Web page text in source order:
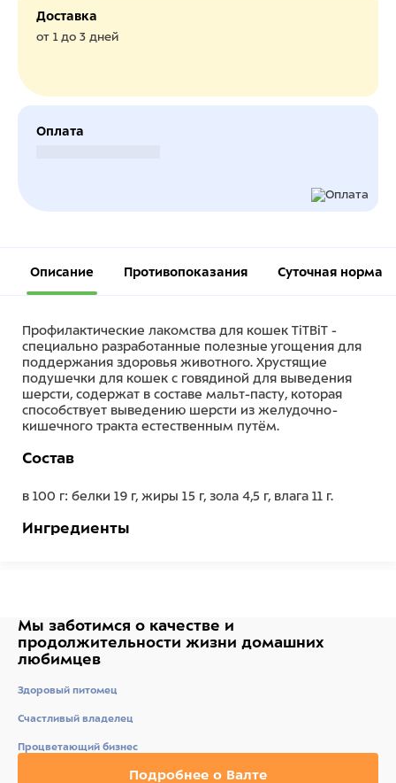
Доставка
от 1 до 3 дней
Оплата
Описание Противопоказания Суточная норма
Профилактические лакомства для кошек TiTBiT -
специально разработанные полезные угощения для
поддержания здоровья животного. Хрустящие
подушечки для кошек с говядиной для выведения
шерсти, содержат в составе мальт-пасту, которая
способствует выведению шерсти из желудочно-
кишечного тракта естественным путём.
Состав
в 100 г: белки 19 г, жиры 15 г, зола 4,5 г, влага 11 г.
Ингредиенты
витамины.
Мы заботимся о качестве и
продолжительности жизни домашних
любимцев
Здоровый питомец
Счастливый владелец
Процветающий бизнес
Подробнее о Валте